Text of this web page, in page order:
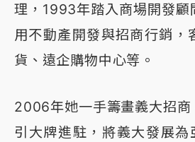
理，1993年踏入商場開發顧
用不動產開發與招商行銷，
貨、遠企購物中心等。
2006年她一手籌畫義大招商
引大牌進駐，將義大發展